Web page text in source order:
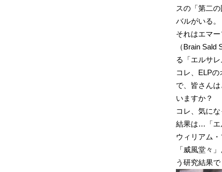
スの「第二
バルがいる。
それはエマ
（Brain
る「エルサ
コレ、ELP
で、皆さん
いますか？
コレ、気に
結果は…「エ
ウィリアム
「威風堂々
う研究結果